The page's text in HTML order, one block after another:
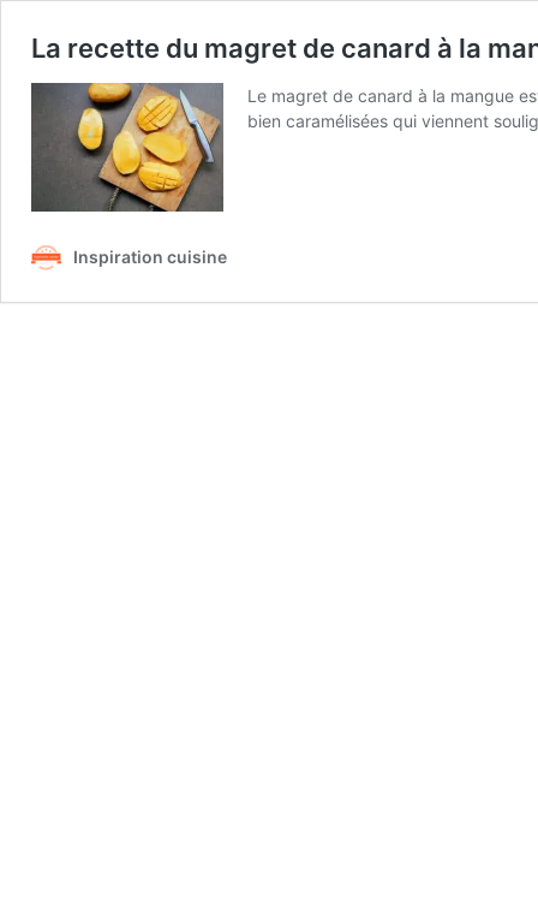
La recette du magret de canard à la
Le magret de canard à la mangue
bien caramélisées qui viennent
Inspiration cuisine